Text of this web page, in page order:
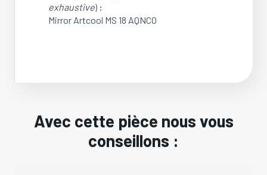
exhaustive) :
Mirror Artcool MS 18 AQNCO
Avec cette pièce nous vous
conseillons :